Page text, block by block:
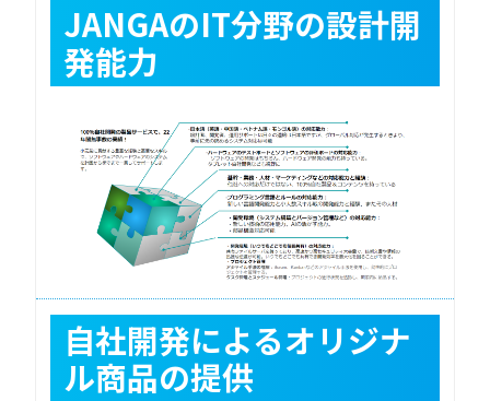
JANGAのIT分野の設計開
発能力
自社開発によるオリジナ
ル商品の提供